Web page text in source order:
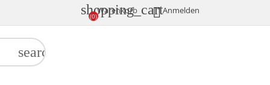
shopping_cart
Warenkorb
(0) Anmelden
search